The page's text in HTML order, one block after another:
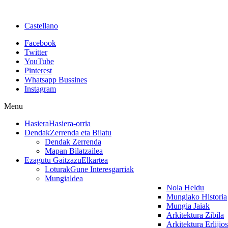
Castellano
Facebook
Twitter
YouTube
Pinterest
Whatsapp Bussines
Instagram
Menu
HasieraHasiera-orria
DendakZerrenda eta Bilatu
Dendak Zerrenda
Mapan Bilatzailea
Ezagutu GaitzazuElkartea
LoturakGune Interesgarriak
Mungialdea
Nola Heldu
Mungiako Historia
Mungia Jaiak
Arkitektura Zibila
Arkitektura